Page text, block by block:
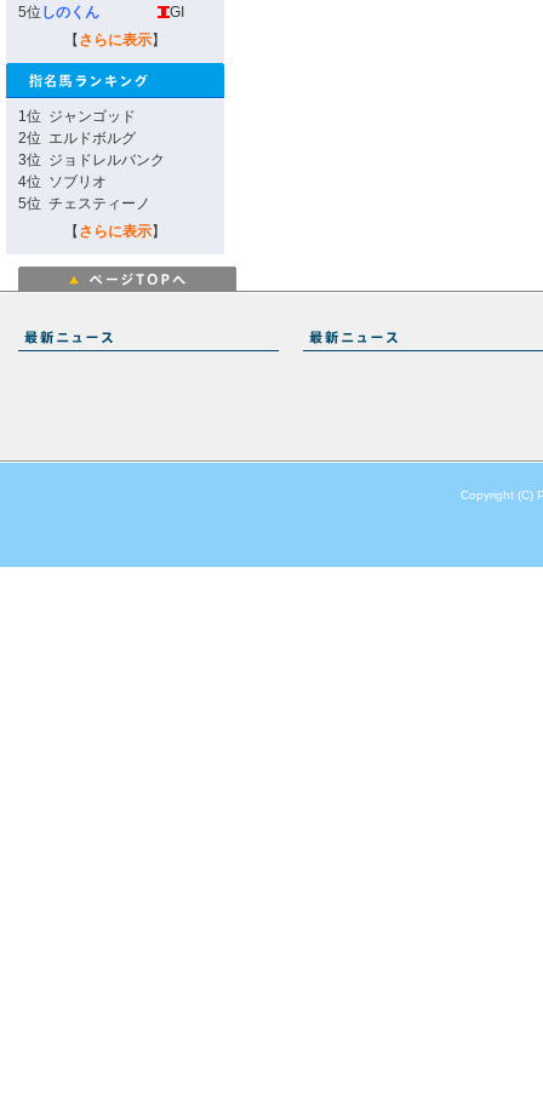
5位 しのくん
GI
【 さらに表示】
1位 ジャンゴッド
2位 エルドボルグ
3位 ジョドレルバンク
4位 ソブリオ
5位 チェスティーノ
【 さらに表示】
Copyright (C)